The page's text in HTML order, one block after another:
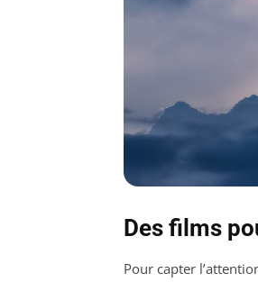
Des films
Pour capter